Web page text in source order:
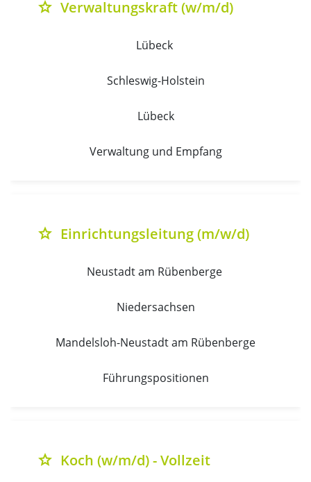
grade Verwaltungskraft (w/m/d)
Lübeck
Schleswig-Holstein
Lübeck
Verwaltung und Empfang
grade Einrichtungsleitung (m/w/d)
Neustadt am Rübenberge
Niedersachsen
Mandelsloh-Neustadt am Rübenberge
Führungspositionen
grade Koch (w/m/d) - Vollzeit